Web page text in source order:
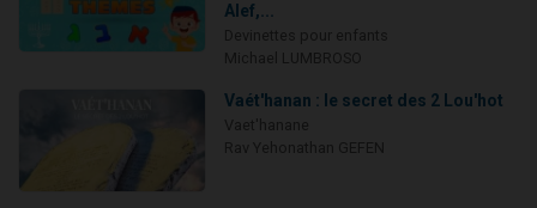
Alef,...
Vaét'hanan : le secret des 2 Lou'hot